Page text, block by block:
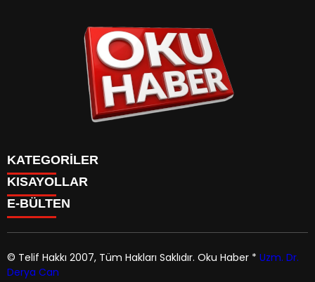
KATEGORİLER
ANASAYFA
Gündem
Politika
Magazin
KISAYOLLAR
ANASAYFA
Gündem
Dünya
Politika
E-BÜLTEN
okuhaber.com
© Telif Hakkı 2007, Tüm Hakları Saklıdır. Oku Haber * Uzm. Dr.
Derya Can